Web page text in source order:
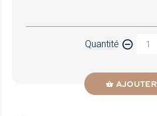
Quantité
AJOUTER